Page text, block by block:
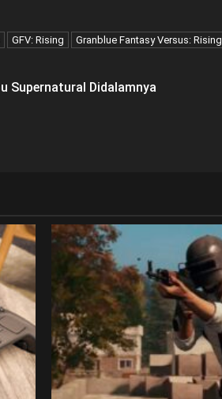
GFV: Rising Granblue Fantasy Versus: Rising
Supernatural Didalamnya